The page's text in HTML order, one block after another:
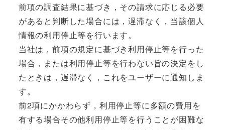
前項の調査結果に基づき，その請求に応じる必要
があると判断した場合には，遅滞なく，当該個人
情報の利用停止等を行います。
当社は，前項の規定に基づき利用停止等を行った
場合，または利用停止等を行わない旨の決定をし
たときは，遅滞なく，これをユーザーに通知しま
す。
前2項にかかわらず，利用停止等に多額の費用を
有する場合その他利用停止等を行うことが困難な